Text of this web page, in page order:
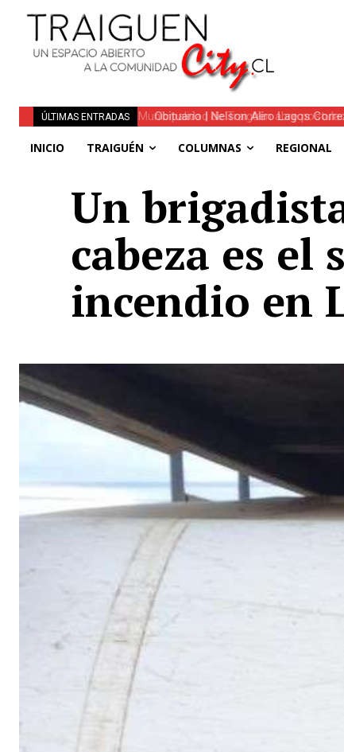
ÚLTIMAS ENTRADAS Obituario | Nelson Aliro Lagos Correa
INICIO TRAIGUÉN COLUMNAS REGIONAL
Un
cabeza es el
incendio en